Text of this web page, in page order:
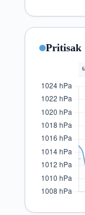
Pritisak